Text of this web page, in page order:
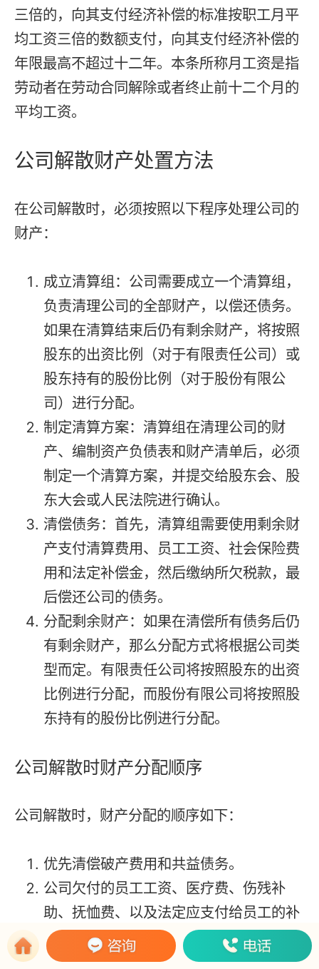
三倍的，向其支付经济补偿的标准按职工月平
均工资三倍的数额支付，向其支付经济补偿的
年限最高不超过十二年。本条所称月工资是指
劳动者在劳动合同解除或者终止前十二个月的
平均工资。
公司解散财产处置方法
在公司解散时，必须按照以下程序处理公司的
财产：
成立清算组：公司需要成立一个清算组，
负责清理公司的全部财产，以偿还债务。
如果在清算结束后仍有剩余财产，将按照
股东的出资比例（对于有限责任公司）或
股东持有的股份比例（对于股份有限公
司）进行分配。
制定清算方案：清算组在清理公司的财
产、编制资产负债表和财产清单后，必须
制定一个清算方案，并提交给股东会、股
东大会或人民法院进行确认。
清偿债务：首先，清算组需要使用剩余财
产支付清算费用、员工工资、社会保险费
用和法定补偿金，然后缴纳所欠税款，最
后偿还公司的债务。
分配剩余财产：如果在清偿所有债务后仍
有剩余财产，那么分配方式将根据公司类
型而定。有限责任公司将按照股东的出资
比例进行分配，而股份有限公司将按照股
东持有的股份比例进行分配。
公司解散时财产分配顺序
公司解散时，财产分配的顺序如下：
优先清偿破产费用和共益债务。
公司欠付的员工工资、医疗费、伤残补
助、抚恤费、以及法定应支付给员工的补
偿金，包括应划入职工个人账户的基本养
老保险和基本医疗保险费用。此外，公司